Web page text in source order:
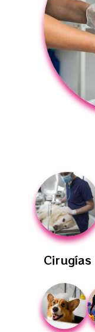
Cirugías